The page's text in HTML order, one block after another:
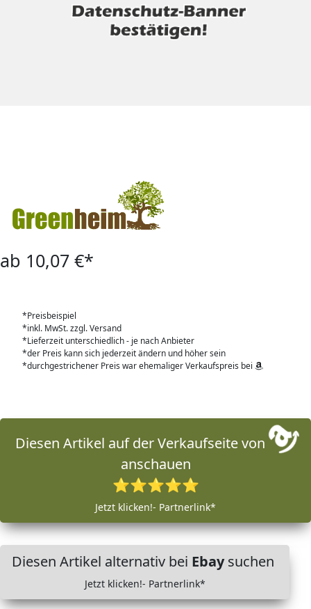
ab 10,07 €*
*Preisbeispiel
*inkl. MwSt. zzgl. Versand
*Lieferzeit unterschiedlich - je nach Anbieter
*der Preis kann sich jederzeit ändern und höher sein
*durchgestrichener Preis war ehemaliger Verkaufspreis bei
Diesen Artikel auf der Verkaufseite von
anschauen
⭐⭐⭐⭐⭐
Jetzt klicken!- Partnerlink*
Diesen Artikel alternativ bei Ebaysuchen
Jetzt klicken!- Partnerlink*